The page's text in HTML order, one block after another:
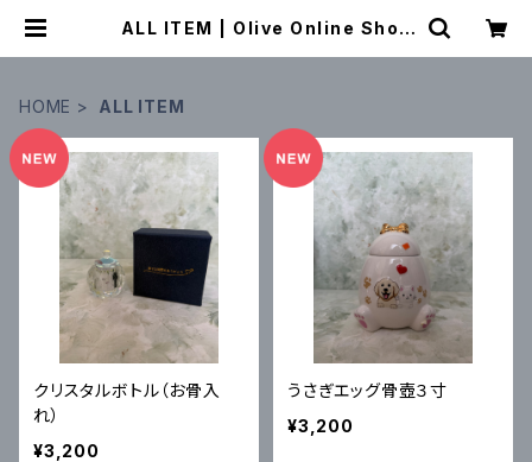
ALL ITEM | Olive Online Shop
HOME ALL ITEM
クリスタルボトル（お骨入
れ）
¥3,200
うさぎエッグ骨壺３寸
¥3,200